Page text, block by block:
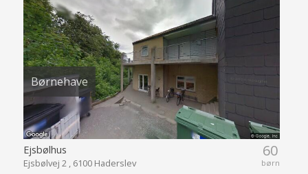
Børnehave
60
børn
Ejsbølhus
Ejsbølvej 2 , 6100 Haderslev